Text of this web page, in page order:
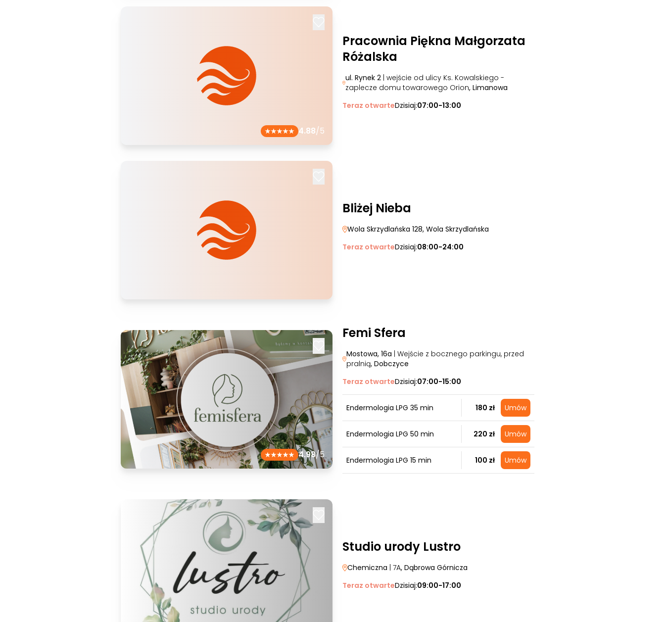
4.88/5
Pracownia Piękna Małgorzata
Różalska
ul. Rynek 2| wejście od ulicy Ks. Kowalskiego -
zaplecze domu towarowego Orion, Limanowa
Teraz otwarteDzisiaj:07:00-13:00
Bliżej Nieba
Wola Skrzydlańska 128, Wola Skrzydlańska
Teraz otwarteDzisiaj:08:00-24:00
4.98/5
Femi Sfera
Mostowa, 16a | Wejście z bocznego parkingu, przed
pralnią, Dobczyce
Teraz otwarteDzisiaj:07:00-15:00
Endermologia LPG 35 min 180 zł Umów
Endermologia LPG 50 min 220 zł Umów
Endermologia LPG 15 min 100 zł Umów
Studio urody Lustro
Chemiczna | 7A, Dąbrowa Górnicza
Teraz otwarteDzisiaj:09:00-17:00